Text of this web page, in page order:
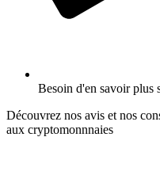
Besoin d'en savoir plus
Découvrez nos avis et nos
aux cryptomonnnaies